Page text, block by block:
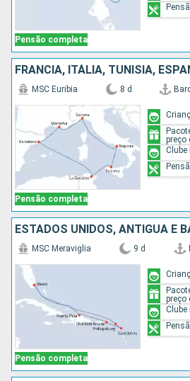
Pensão completa
FRANCIA, ITÁLIA, TUNÍSIA,
Pensão completa
MSC Euribia 8 d
preço
Pensão completa
MSC Meraviglia 9 d
preço